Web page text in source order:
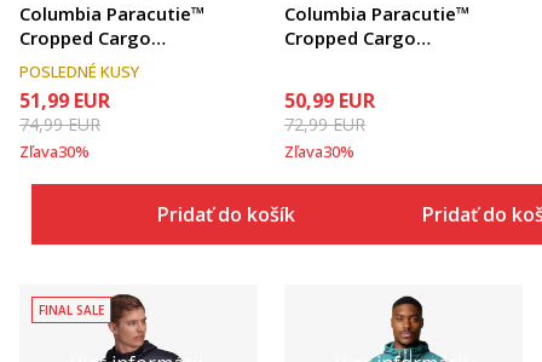
Columbia Paracutie™
Cropped Cargo
Windbreaker
POSLEDNÉ KUSY
51,99 EUR
74,99EUR
Zľava30%
Pridať do košíka
Columbia Paracutie™
Cropped Cargo
50,99 EUR
72,99EUR
Zľava30%
Pridať do
FINAL SALE